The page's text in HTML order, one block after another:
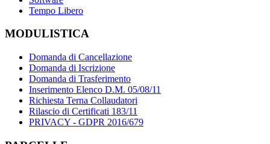
Tempo Libero
MODULISTICA
Domanda di Cancellazione
Domanda di Iscrizione
Domanda di Trasferimento
Inserimento Elenco D.M. 05/08/11
Richiesta Terna Collaudatori
Rilascio di Certificati 183/11
PRIVACY - GDPR 2016/679